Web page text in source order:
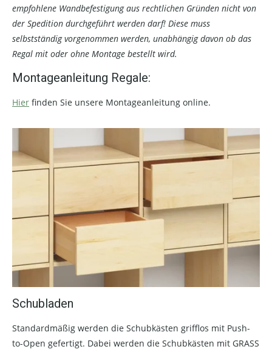
empfohlene Wandbefestigung aus rechtlichen Gründen nicht von
der Spedition durchgeführt werden darf! Diese muss
selbstständig vorgenommen werden, unabhängig davon ob das
Regal mit oder ohne Montage bestellt wird.
Montageanleitung Regale:
Hier finden Sie unsere Montageanleitung online.
Schubladen
Standardmäßig werden die Schubkästen grifflos mit Push-
to-Open gefertigt. Dabei werden die Schubkästen mit GRASS